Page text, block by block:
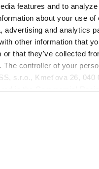
features and to
about your use of
advertising and analytics
other information that
or that they've collected
The controller of your
s.r.o., Kmet'ova 26, 040
V, VAT no.: 2121549375,
identification number: